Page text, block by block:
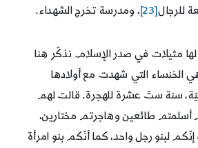
للرجال[23] ، ومدرسة تخرج الشهداء.
مثيلات في صدر الإسلام. نذكّر هنا
الخنساء التي شهدت مع أولادها
سنة ستّ عشرة للهجرة. قالت لهم
أسلمتم طائعين وهاجرتم مختارين،
إنّكم لبنو رجل واحد، كما أنّكم بنو امرأة